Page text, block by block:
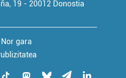
19 - 20012 Donostia
Nor gara